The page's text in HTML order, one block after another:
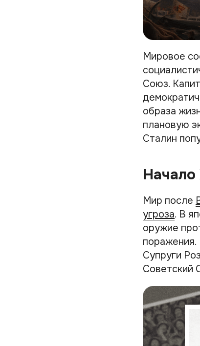
Мировое
Союз.
образа
плановую
Сталин
Мир после
угроза. В
оружие
Супруги
Советский